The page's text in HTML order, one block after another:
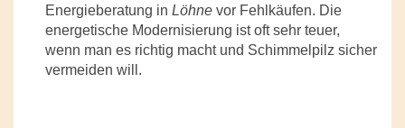
Energieberatung in Löhne vor Fehlkäufen. Die
energetische Modernisierung ist oft sehr teuer,
wenn man es richtig macht und Schimmelpilz sicher
vermeiden will.